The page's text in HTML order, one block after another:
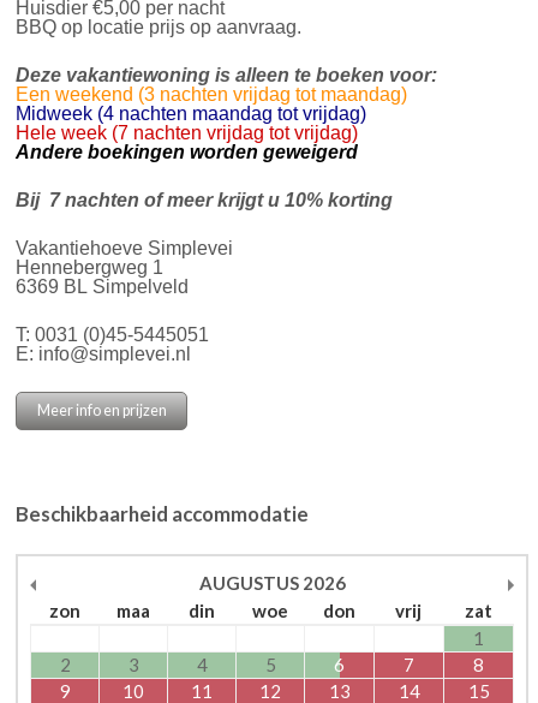
Huisdier €5,00 per nacht
BBQ op locatie prijs op aanvraag.
Deze vakantiewoning is alleen te boeken voor:
Een weekend (3 nachten vrijdag tot maandag)
Midweek (4 nachten maandag tot vrijdag)
Hele week (7 nachten vrijdag tot vrijdag)
Andere boekingen worden geweigerd
Bij 7 nachten of meer krijgt u 10% korting
Vakantiehoeve Simplevei
Hennebergweg 1
6369 BL Simpelveld
T:0031 (0)45-5445051
E: info@simplevei.nl
Meer info en prijzen
Beschikbaarheid accommodatie
AUGUSTUS 2026
zon
maa din woe don vrij
zat
1
2
3 4 5 6 7
8
9
10 11 12 13 14
15